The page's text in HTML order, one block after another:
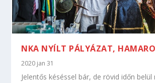
NKA NYÍLT PÁLYÁZAT,
2020 jan 31
Jelentős késéssel bár, de rövid időn belül